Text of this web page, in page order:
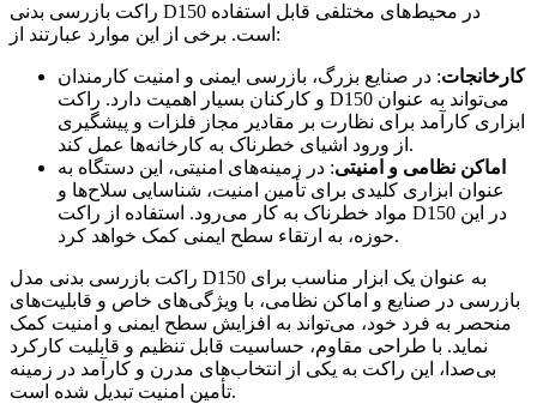
راکت بازرسی بدنی D150 در محیط‌های مختلفی قابل استفاده
است. برخی از این موارد عبارتند از:
کارخانجات: در صنایع بزرگ، بازرسی ایمنی و امنیت کارمندان
و کارکنان بسیار اهمیت دارد. راکت D150 می‌تواند به عنوان
ابزاری کارآمد برای نظارت بر مقادیر مجاز فلزات و پیشگیری
از ورود اشیای خطرناک به کارخانه‌ها عمل کند.
اماکن نظامی و امنیتی: در زمینه‌های امنیتی، این دستگاه به
عنوان ابزاری کلیدی برای تأمین امنیت، شناسایی سلاح‌ها و
مواد خطرناک به کار می‌رود. استفاده از راکت D150 در این
حوزه، به ارتقاء سطح ایمنی کمک خواهد کرد.
راکت بازرسی بدنی مدل D150 به عنوان یک ابزار مناسب برای
بازرسی در صنایع و اماکن نظامی، با ویژگی‌های خاص و قابلیت‌های
منحصر به فرد خود، می‌تواند به افزایش سطح ایمنی و امنیت کمک
نماید. با طراحی مقاوم، حساسیت قابل تنظیم و قابلیت کارکرد
بی‌صدا، این راکت به یکی از انتخاب‌های مدرن و کارآمد در زمینه
تأمین امنیت تبدیل شده است.